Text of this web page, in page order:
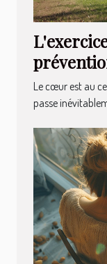
activités
Le cœur est au
passe